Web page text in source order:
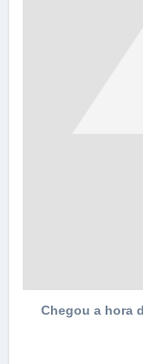
Chegou a hora